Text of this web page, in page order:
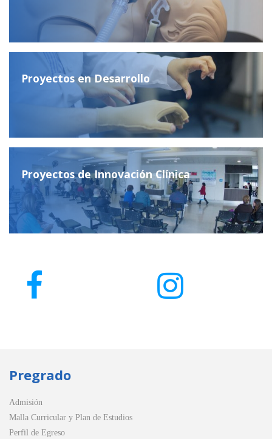
Proyectos en Desarrollo
Proyectos de Innovación Clínica
Pregrado
Admisión
Malla Curricular y Plan de Estudios
Perfil de Egreso